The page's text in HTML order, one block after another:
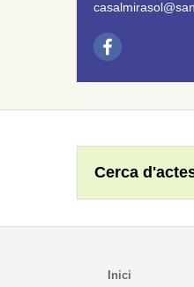
Cerca
Inici